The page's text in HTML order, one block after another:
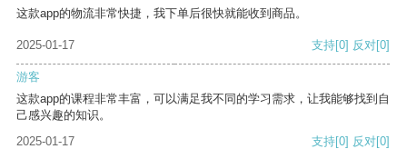
这款app的物流非常快捷，我下单后很快就能收到商品。
2025-01-17 支持[0] 反对[0]
游客
这款app的课程非常丰富，可以满足我不同的学习需求，让我能够找到自
己感兴趣的知识。
2025-01-17
支持[0] 反对[0]